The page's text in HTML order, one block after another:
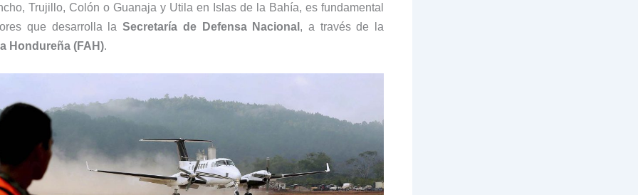
Trujillo, Colón o Guanaja y Utila en Islas de la Bahía, es fundamental
que desarrolla laSecretaría de Defensa Nacional , a través de la
Hondureña (FAH).